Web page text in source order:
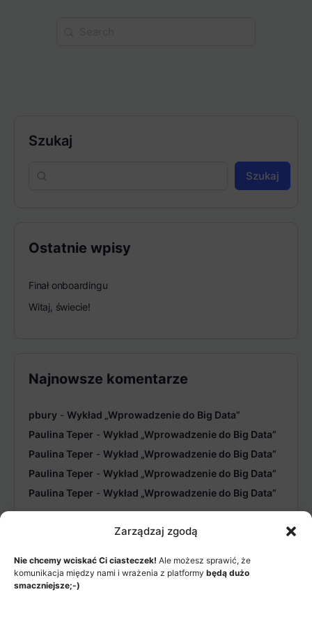
Zarządzaj zgodą
Nie chcemy wciskać Ci ciasteczek! Ale możesz sprawić, że
komunikacja między nami i wrażenia z platformy będą dużo
smaczniejsze;-)
Szukaj
Szukaj
Ostatnie wpisy
Finał onboardingu
Witaj, świecie!
Najnowsze komentarze
pbury - Wykład „Wprowadzenie do Big Data”
Paulina Teper - Wykład „Wprowadzenie do Big Data”
Paulina Teper - Wykład „Wprowadzenie do Big Data”
Paulina Teper - Wykład „Wprowadzenie do Big Data”
Paulina Teper - Wykład „Wprowadzenie do Big Data”